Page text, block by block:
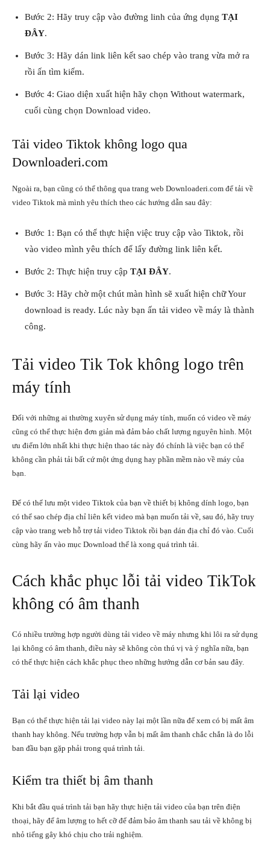
Bước 2: Hãy truy cập vào đường linh của ứng dụng TẠI
ĐÂY.
Bước 3: Hãy dán link liên kết sao chép vào trang vừa mở ra
rồi ấn tìm kiếm.
Bước 4: Giao diện xuất hiện hãy chọn Without watermark,
cuối cùng chọn Download video.
Tải video Tiktok không logo qua
Downloaderi.com
Ngoài ra, bạn cũng có thể thông qua trang web Downloaderi.com để tải về
video Tiktok mà mình yêu thích theo các hướng dẫn sau đây:
Bước 1: Bạn có thể thực hiện việc truy cập vào Tiktok, rồi
vào video mình yêu thích để lấy đường link liên kết.
Bước 2: Thực hiện truy cập TẠI ĐÂY.
Bước 3: Hãy chờ một chút màn hình sẽ xuất hiện chữ Your
download is ready. Lúc này bạn ấn tải video về máy là thành
công.
Tải video Tik Tok không logo trên
máy tính
Đối với những ai thường xuyên sử dụng máy tính, muốn có video về máy
cũng có thể thực hiện đơn giản mà đảm bảo chất lượng nguyên hình. Một
ưu điểm lớn nhất khi thực hiện thao tác này đó chính là việc bạn có thể
không cần phải tải bất cứ một ứng dụng hay phần mềm nào về máy của
bạn.
Để có thể lưu một video Tiktok của bạn về thiết bị không dính logo, bạn
có thể sao chép địa chỉ liên kết video mà bạn muốn tải về, sau đó, hãy truy
cập vào trang web hỗ trợ tải video Tiktok rồi bạn dán địa chỉ đó vào. Cuối
cùng hãy ấn vào mục Download thế là xong quá trình tải.
Cách khắc phục lỗi tải video TikTok
không có âm thanh
Có nhiều trường hợp người dùng tải video về máy nhưng khi lôi ra sử dụng
lại không có âm thanh, điều này sẽ không còn thú vị và ý nghĩa nữa, bạn
có thể thực hiện cách khắc phục theo những hướng dẫn cơ bản sau đây.
Tải lại video
Bạn có thể thực hiện tải lại video này lại một lần nữa để xem có bị mất âm
thanh hay không. Nếu trường hợp vẫn bị mất âm thanh chắc chắn là do lỗi
ban đầu bạn gặp phải trong quá trình tải.
Kiểm tra thiết bị âm thanh
Khi bắt đầu quá trình tải bạn hãy thực hiện tải video của bạn trên điện
thoại, hãy để âm lượng to hết cỡ để đảm bảo âm thanh sau tải về không bị
nhỏ tiếng gây khó chịu cho trải nghiệm.